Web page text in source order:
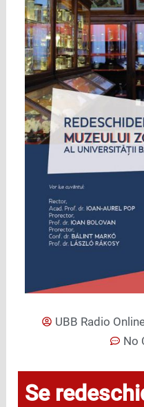
UBB Radio
No
Se